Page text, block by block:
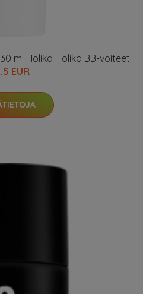
ml Holika Holika BB-voiteet
EUR